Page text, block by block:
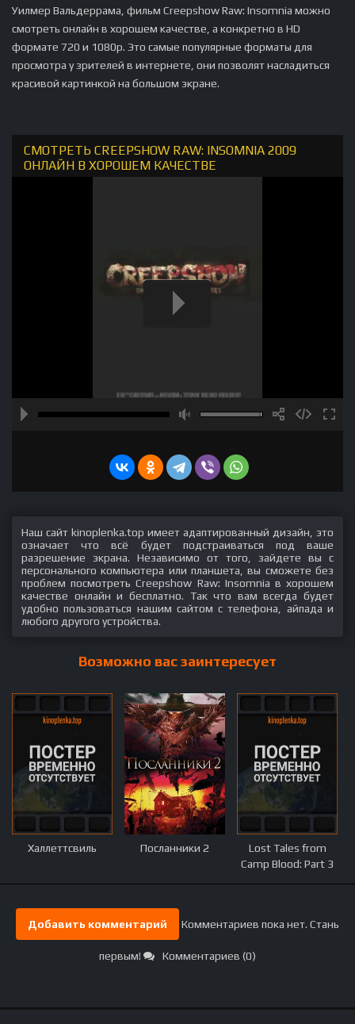
Уилмер Вальдеррама, фильм Creepshow Raw: Insomnia можно
смотреть онлайн в хорошем качестве, а конкретно в HD
формате 720 и 1080p. Это самые популярные форматы для
просмотра у зрителей в интернете, они позволят насладиться
красивой картинкой на большом экране.
СМОТРЕТЬ CREEPSHOW RAW: INSOMNIA 2009
ОНЛАЙН В ХОРОШЕМ КАЧЕСТВЕ
Наш сайт kinoplenka.top имеет адаптированный дизайн, это
означает что всё будет подстраиваться под ваше
разрешение экрана. Независимо от того, зайдете вы с
персонального компьютера или планшета, вы сможете без
проблем посмотреть Creepshow Raw: Insomnia в хорошем
качестве онлайн и бесплатно. Так что вам всегда будет
удобно пользоваться нашим сайтом с телефона, айпада и
любого другого устройства.
Возможно вас заинтересует
Халлеттсвиль Посланники 2
Lost Tales from
Camp Blood: Part 3
Добавить комментарий Комментариев пока нет. Стань
первым! Комментариев (0)